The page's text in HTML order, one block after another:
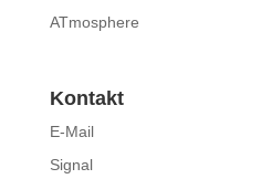
ATmosphere
Kontakt
E-Mail
Signal